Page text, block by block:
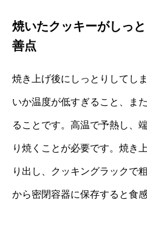
焼いたクッキーがしっ
善点
焼き上げ後にしっとりしてし
いか温度が低すぎること、ま
ることです。高温で予熱し、
り焼くことが必要です。焼き
り出し、クッキングラックで
から密閉容器に保存すると食